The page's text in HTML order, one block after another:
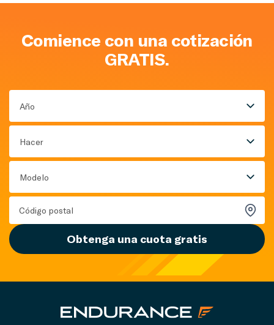
Comience con una cotización
GRATIS.
Año
Hacer
Modelo
Obtenga una cuota gratis